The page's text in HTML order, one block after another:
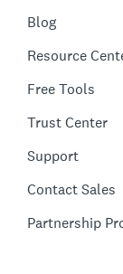
Blog
Resource
Free Tools
Trust Center
Support
Contact Sales
Partnership